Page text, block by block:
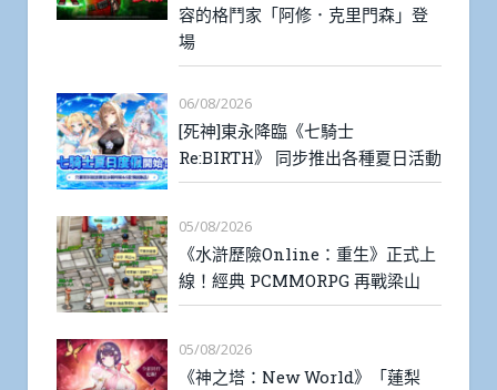
容的格鬥家「阿修．克里門森」登
場
06/08/2026
[死神]東永降臨《七騎士
Re:BIRTH》 同步推出各種夏日活動
05/08/2026
《水滸歷險Online：重生》正式上
線！經典 PCMMORPG 再戰梁山
05/08/2026
《神之塔：New World》「蓮梨